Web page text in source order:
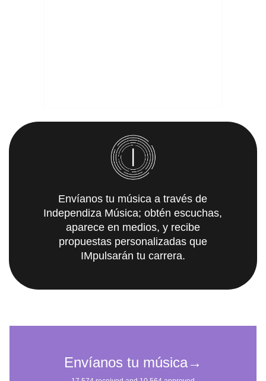
Envíanos tu música a través de
Independiza Música; obtén escuchas,
aparece en medios, y recibe
propuestas personalizadas que
IMpulsarán tu carrera.